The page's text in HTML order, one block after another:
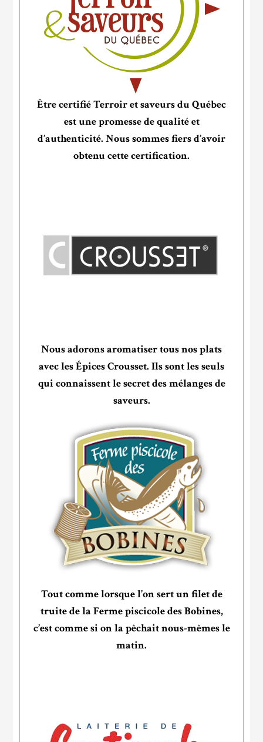
Être certifié Terroir et saveurs du Québec
est une promesse de qualité et
d’authenticité. Nous sommes fiers d’avoir
obtenu cette certification.
Nous adorons aromatiser tous nos plats
avec les Épices Crousset. Ils sont les seuls
qui connaissent le secret des mélanges de
saveurs.
Tout comme lorsque l’on sert un filet de
truite de la Ferme piscicole des Bobines,
c’est comme si on la pêchait nous-mêmes le
matin.